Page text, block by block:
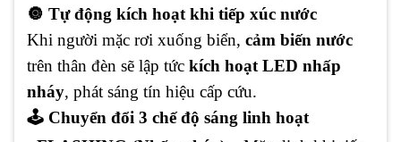
🔘 Tự động kích hoạt khi tiếp xúc nước
Khi người mặc rơi xuống biển, cảm biến nước
trên thân đèn sẽ lập tức kích hoạt LED nhấp
nháy, phát sáng tín hiệu cấp cứu.
🕹 Chuyển đổi 3 chế độ sáng linh hoạt